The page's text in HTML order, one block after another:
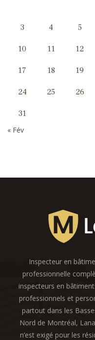
3 4 5
10 11 12
17 18 19
24 25 26
31
« Fév
Inspecteur en
professionnelle
inspecteurs en
professionnels et
partout dans les
Nord de Montréal,
n’est exigé pour les